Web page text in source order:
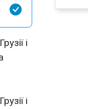
і
і